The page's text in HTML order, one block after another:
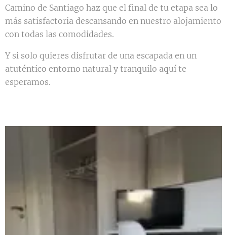
Camino de Santiago haz que el final de tu etapa sea lo
más satisfactoria descansando en nuestro alojamiento
con todas las comodidades.
Y si solo quieres disfrutar de una escapada en un
atuténtico entorno natural y tranquilo aquí te
esperamos.